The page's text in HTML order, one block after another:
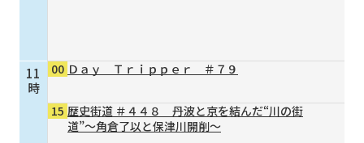
11
時
00 Ｄａｙ Ｔｒｉｐｐｅｒ ＃７９
15 歴史街道 ＃４４８ 丹波と京を結んだ“川の街
道”～角倉了以と保津川開削～